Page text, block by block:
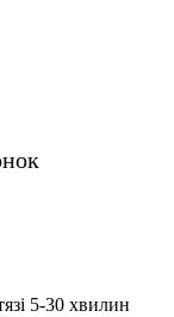
5-30 хвилин